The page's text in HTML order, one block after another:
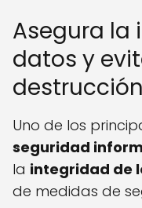
Asegura la
datos y
destrucción
Uno de los
seguridad
la integridad de
de medidas de